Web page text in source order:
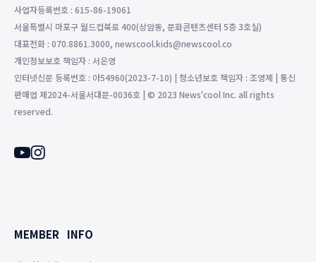
사업자등록번호 : 615-86-19061
서울특별시 마포구 월드컵북로 400(상암동, 문화콘텐츠센터 5층 3호실)
대표전화 : 070.8861.3000, newscool.kids@newscool.co
개인정보보호 책임자 : 서은영
인터넷신문 등록번호 : 아54960(2023-7-10) | 청소년보호 책임자 : 조영제 | 통신
판매업 제2024-서울서대문-0036호 | © 2023 News'cool Inc. all rights
reserved.
MEMBER INFO